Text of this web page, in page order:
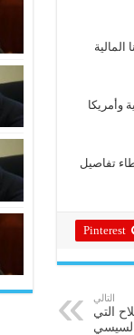
المالية
وأمريكا
تفاصيل
Pinterest
التالي
التي
السيسي